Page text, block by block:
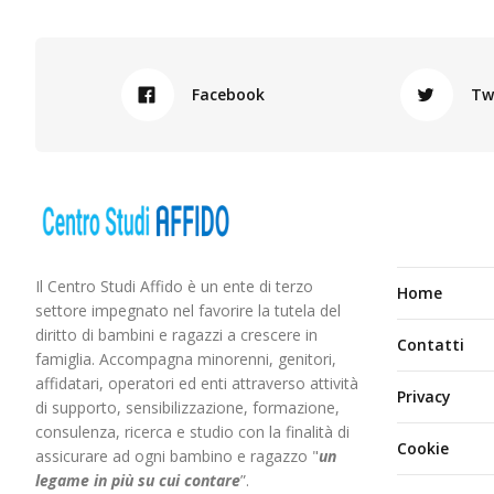
Facebook
Il Centro Studi Affido è un ente di terzo
settore impegnato nel favorire la tutela del
diritto di bambini e ragazzi a crescere in
famiglia. Accompagna minorenni, genitori,
affidatari, operatori ed enti attraverso attività
di supporto, sensibilizzazione, formazione,
consulenza, ricerca e studio con la finalità di
assicurare ad ogni bambino e ragazzo "un
legame in più su cui contare”.
Home
Contatti
Privacy
Cookie